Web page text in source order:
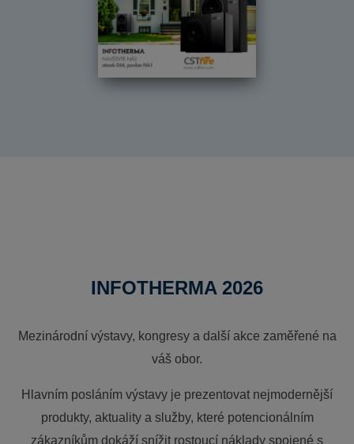
INFOTHERMA 2026
Mezinárodní výstavy, kongresy a další akce zaměřené na
váš obor.
Hlavním posláním výstavy je prezentovat nejmodernější
produkty, aktuality a služby, které potencionálním
zákazníkům dokáží snížit rostoucí náklady spojené s